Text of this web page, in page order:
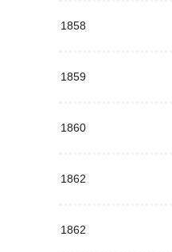
1858
1859
1860
1862
1862